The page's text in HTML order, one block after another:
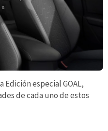
Edición especial GOAL,
de cada uno de estos